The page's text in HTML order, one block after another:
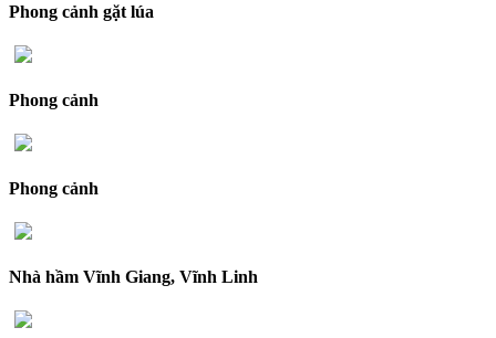
Phong cảnh gặt lúa
Phong cảnh
Phong cảnh
Nhà hầm Vĩnh Giang, Vĩnh Linh